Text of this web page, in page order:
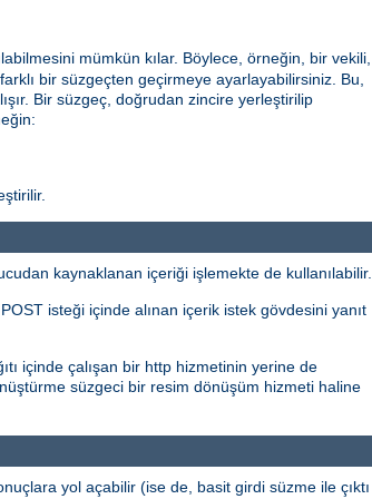
mümkün kılar. Böylece, örneğin, bir vekili,
bir süzgeçten geçirmeye ayarlayabilirsiniz. Bu,
Bir süzgeç, doğrudan zincire yerleştirilip
kaynaklanan içeriği işlemekte de kullanılabilir.
isteği içinde alınan içerik istek gövdesini yanıt
içinde çalışan bir http hizmetinin yerine de
süzgeci bir resim dönüşüm hizmeti haline
yol açabilir (ise de, basit girdi süzme ile çıktı